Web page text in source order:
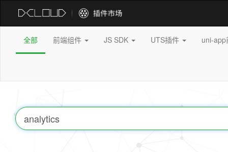
全部 前端组件 JS SDK UTS插件 uni-